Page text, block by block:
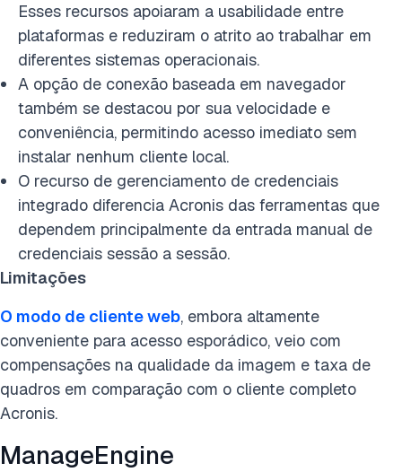
Esses recursos apoiaram a usabilidade entre
plataformas e reduziram o atrito ao trabalhar em
diferentes sistemas operacionais.
A opção de conexão baseada em navegador
também se destacou por sua velocidade e
conveniência, permitindo acesso imediato sem
instalar nenhum cliente local.
O recurso de gerenciamento de credenciais
integrado diferencia Acronis das ferramentas que
dependem principalmente da entrada manual de
credenciais sessão a sessão.
Limitações
O modo de cliente web, embora altamente
conveniente para acesso esporádico, veio com
compensações na qualidade da imagem e taxa de
quadros em comparação com o cliente completo
Acronis.
ManageEngine